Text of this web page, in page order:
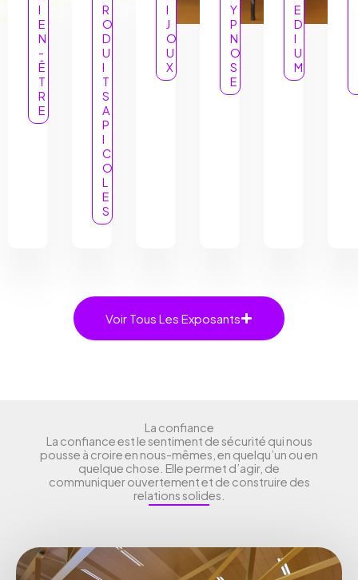
I
E
N
-
Ê
T
R
E
R
O
D
U
I
T
S
A
P
I
C
O
L
E
S
I
J
O
U
X
Y
P
N
O
S
E
E
D
I
U
M
Voir Tous Les Exposants
La confiance
La confiance est le sentiment de sécurité qui nous
pousse à croire en nous-mêmes, en quelqu’un ou en
quelque chose. Elle permet d’agir, de
communiquer ouvertement et de construire des
relations solides.